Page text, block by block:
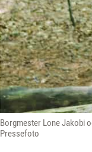
Borgmester Lone Jakobi
Pressefoto